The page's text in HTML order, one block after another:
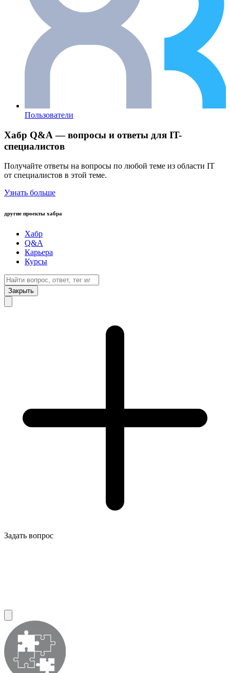
Пользователи
Хабр Q&A — вопросы и ответы для IT-
специалистов
Получайте ответы на вопросы по любой теме из области IT
от специалистов в этой теме.
Узнать больше
другие проекты хабра
Хабр
Q&A
Карьера
Курсы
Закрыть
Задать вопрос